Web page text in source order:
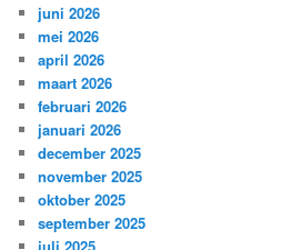
juni 2026
mei 2026
april 2026
maart 2026
februari 2026
januari 2026
december 2025
november 2025
oktober 2025
september 2025